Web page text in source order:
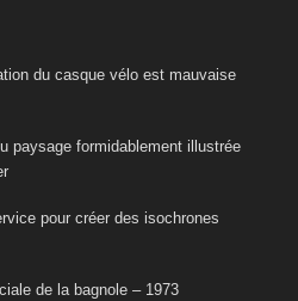
du casque vélo est mauvaise
paysage formidablement illustrée
pour créer des isochrones
de la bagnole – 1973